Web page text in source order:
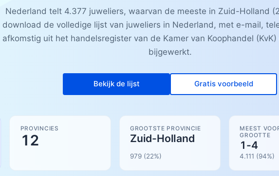
Nederland telt 4.377 juweliers, waarvan de meeste in Zuid-Holland
download de volledige lijst van juweliers in Nederland, met e-mail,
afkomstig uit het handelsregister van de Kamer van Koophandel
bijgewerkt.
Bekijk de lijst Gratis voorbeeld
PROVINCIES
12
GROOTSTE PROVINCIE
Zuid-Holland
979 (22%)
MEEST
GROOTTE
1-4
4.111 (94%)